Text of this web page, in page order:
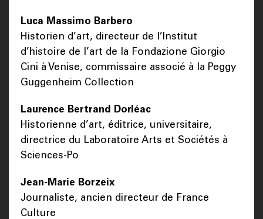
Luca Massimo Barbero
Historien d’art, directeur de l’Institut
d’histoire de l’art de la Fondazione Giorgio
Cini à Venise, commissaire associé à la Peggy
Guggenheim Collection
Laurence Bertrand Dorléac
Historienne d’art, éditrice, universitaire,
directrice du Laboratoire Arts et Sociétés à
Sciences-Po
Jean-Marie Borzeix
Journaliste, ancien directeur de France
Culture